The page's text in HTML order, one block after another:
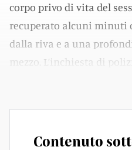
corpo privo di vita del
recuperato alcuni minuti
dalla riva e a una
mezzo. L’inchiesta di
Contenuto